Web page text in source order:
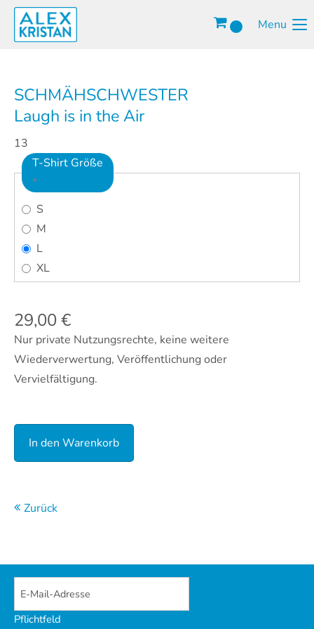
Menu
SCHMÄHSCHWESTER
Laugh is in the Air
13
T-Shirt Größe
*
S
M
L
XL
29,00 €
Nur private Nutzungsrechte, keine weitere
Wiederverwertung, Veröffentlichung oder
Vervielfältigung.
Zurück
Pflichtfeld